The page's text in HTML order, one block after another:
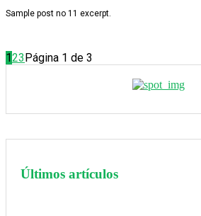
Sample post no 11 excerpt.
123Página 1 de 3
Últimos artículos